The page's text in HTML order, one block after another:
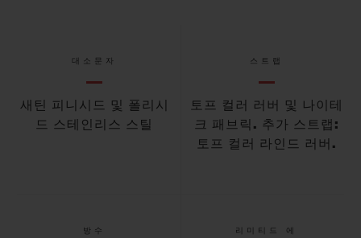
대소문자
새틴 피니시드 및 폴리시
드 스테인리스 스틸
스트랩
토프 컬러 러버 및 나이테
크 패브릭. 추가 스트랩:
토프 컬러 라인드 러버.
방수
리미티드 에